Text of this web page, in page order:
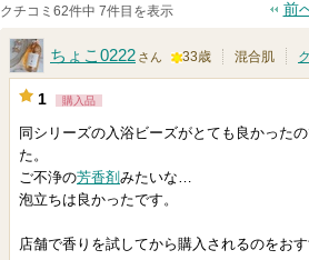
クチコミ62件中 7件目を表示 前
ちょこ0222 さん
1
0
の
33歳 混合肌
1 購入品
同シリーズの入浴ビーズがとても良かった
た。
ご不浄の芳香剤 みたいな…
泡立ちは良かったです。
店舗で香りを試してから購入されるのをおす